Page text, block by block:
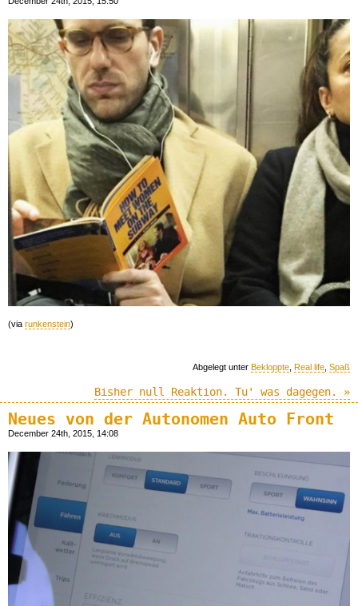
(via runkenstein)
Abgelegt unter Bekloppte Real life Spaß
Bisher null Reaktion. Tu' was dagegen. »
Neues von der Autonomen Auto Front
December 24th, 2015, 14:08